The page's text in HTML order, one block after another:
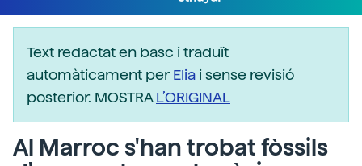
Text redactat en basc i traduït
automàticament perElia i sense revisió
posterior. MOSTRAL’ORIGINAL
Al Marroc s'han trobat fòssils